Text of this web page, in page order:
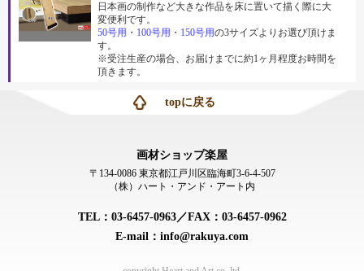
日本画の制作など大きな作品を床に置いて描く際に大
変便利です。
50号用 ・ 100号用 ・ 150号用の3サイズよりお選び頂けま
す。
※受注生産の場合、お届けまでに約1ヶ月程度お時間を
頂きます。
topに戻る
画材ショップ楽屋
〒134-0086 東京都江戸川区臨海町3-6-4-507
（株）ハート・アンド・アート内
TEL：03-6457-0963／FAX：03-6457-0962
E-mail：info@rakuya.com